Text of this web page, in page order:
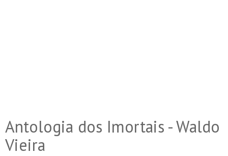
Antologia dos Imortais - Waldo
Vieira